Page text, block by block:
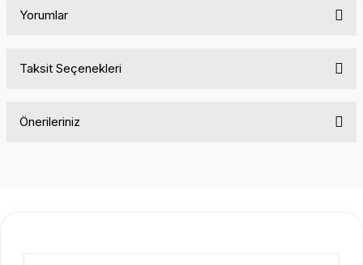
Yorumlar
Taksit Seçenekleri
Önerileriniz